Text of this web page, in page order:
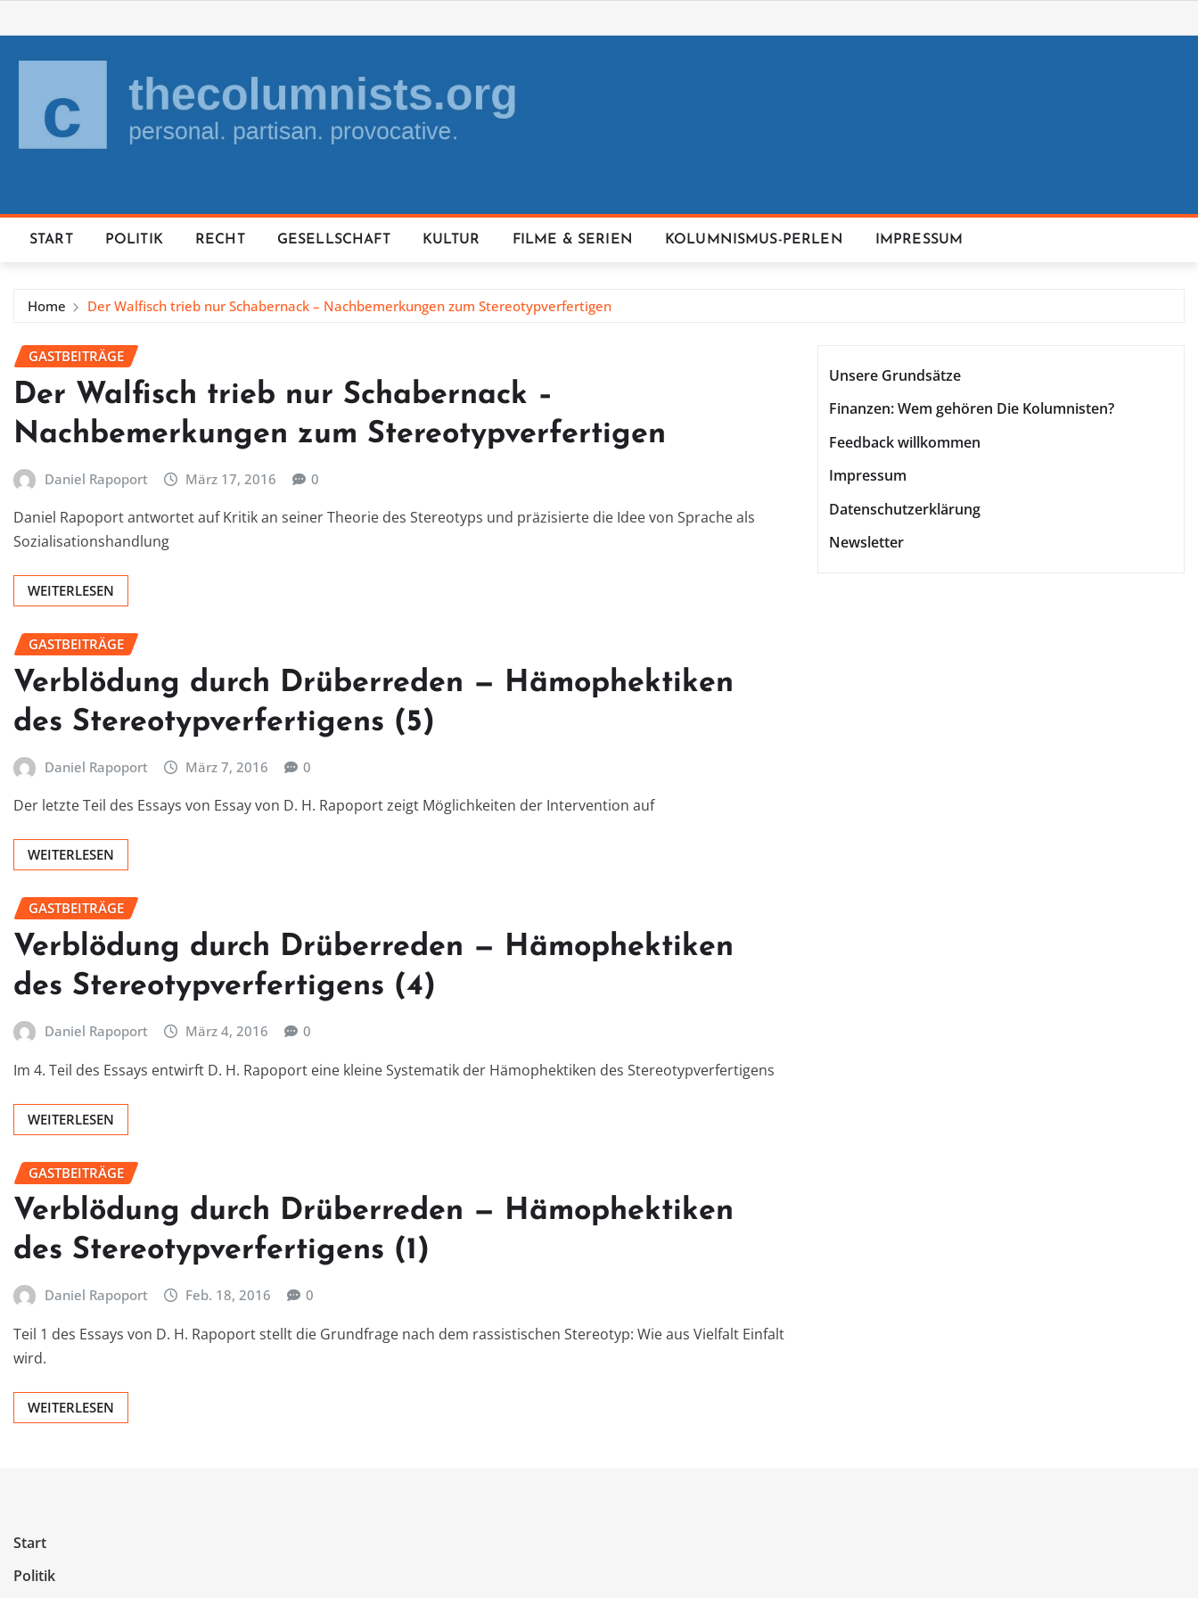
to
content
START POLITIK RECHT GESELLSCHAFT KULTUR FILME & SERIEN KOLUMNISMUS-PERLEN IMPRESSUM
Home Der Walfisch trieb nur Schabernack – Nachbemerkungen zum Stereotypverfertigen
GASTBEITRÄGE
Der Walfisch trieb nur Schabernack –
Nachbemerkungen zum Stereotypverfertigen
Daniel Rapoport März 17, 2016 0
Daniel Rapoport antwortet auf Kritik an seiner Theorie des Stereotyps und präzisierte die Idee von Sprache als
Sozialisationshandlung
WEITERLESEN
GASTBEITRÄGE
Verblödung durch Drüberreden — Hämophektiken
des Stereotypverfertigens (5)
Daniel Rapoport März 7, 2016 0
Der letzte Teil des Essays von Essay von D. H. Rapoport zeigt Möglichkeiten der Intervention auf
WEITERLESEN
GASTBEITRÄGE
Verblödung durch Drüberreden — Hämophektiken
des Stereotypverfertigens (4)
Daniel Rapoport März 4, 2016 0
Im 4. Teil des Essays entwirft D. H. Rapoport eine kleine Systematik der Hämophektiken des Stereotypverfertigens
WEITERLESEN
GASTBEITRÄGE
Verblödung durch Drüberreden — Hämophektiken
des Stereotypverfertigens (1)
Daniel Rapoport Feb. 18, 2016 0
Teil 1 des Essays von D. H. Rapoport stellt die Grundfrage nach dem rassistischen Stereotyp: Wie aus Vielfalt Einfalt
wird.
WEITERLESEN
Unsere Grundsätze
Finanzen: Wem gehören Die Kolumnisten?
Feedback willkommen
Impressum
Datenschutzerklärung
Newsletter
Start
Politik